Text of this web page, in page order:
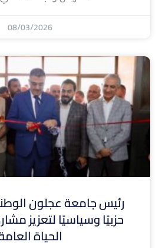
08/03/2026
رئيس جامعة عجلون
حزبيًا وسياسيًا لتعزيز
الحياة